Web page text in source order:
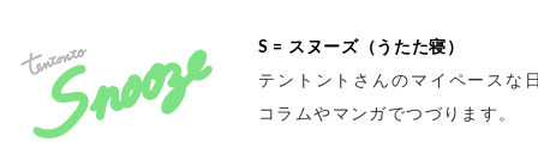
S = スヌーズ（うたた寝）
テントントさんのマイペースな
コラムやマンガでつづります。